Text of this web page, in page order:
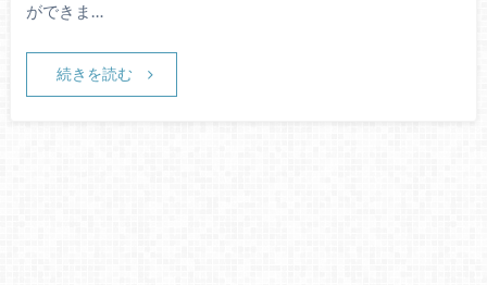
ができま…
続きを読む